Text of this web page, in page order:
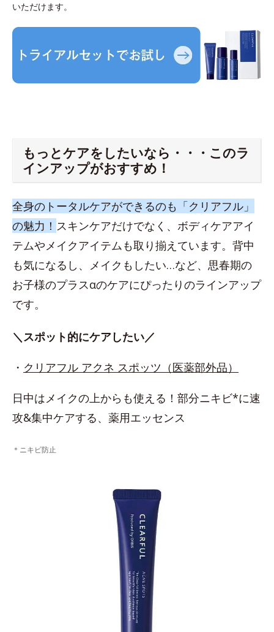
いただけます。
もっとケアをしたいなら・・・このラ
インアップがおすすめ！
全身のトータルケアができるのも「クリアフル」
の魅力！ スキンケアだけでなく、ボディケアアイ
テムやメイクアイテムも取り揃えています。背中
も気になるし、メイクもしたい…など、思春期の
お子様のプラスαのケアにぴったりのラインアップ
です。
＼スポット的にケアしたい／
・ クリアフル アクネ スポッツ（医薬部外品）
日中はメイクの上からも使える！部分ニキビ*に速
攻&集中ケアする、薬用エッセンス
＊ニキビ防止